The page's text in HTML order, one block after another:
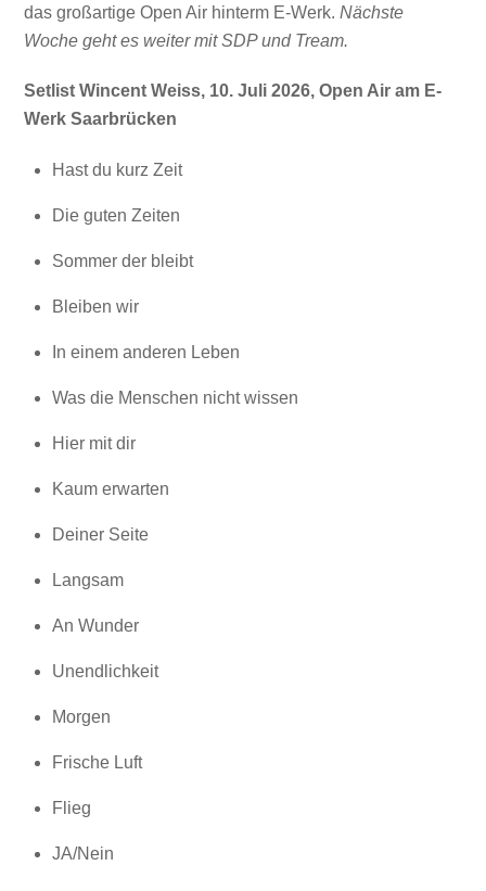
das großartige Open Air hinterm E-Werk.Nächste
Woche geht es weiter mit SDP und Tream.
Setlist Wincent Weiss, 10. Juli 2026, Open Air am E-
Werk Saarbrücken
Hast du kurz Zeit
Die guten Zeiten
Sommer der bleibt
Bleiben wir
In einem anderen Leben
Was die Menschen nicht wissen
Hier mit dir
Kaum erwarten
Deiner Seite
Langsam
An Wunder
Unendlichkeit
Morgen
Frische Luft
Flieg
JA/Nein